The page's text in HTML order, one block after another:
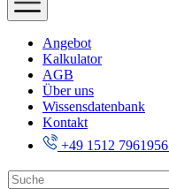
Angebot
Kalkulator
AGB
Über uns
Wissensdatenbank
Kontakt
+49 1512 7961956